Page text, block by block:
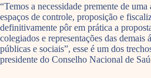
“Temos a necessidade premente de
espaços de controle, proposição e
definitivamente pôr em prática a
colegiados e representações das demais
públicas e sociais”, esse é um dos
presidente do Conselho Nacional de